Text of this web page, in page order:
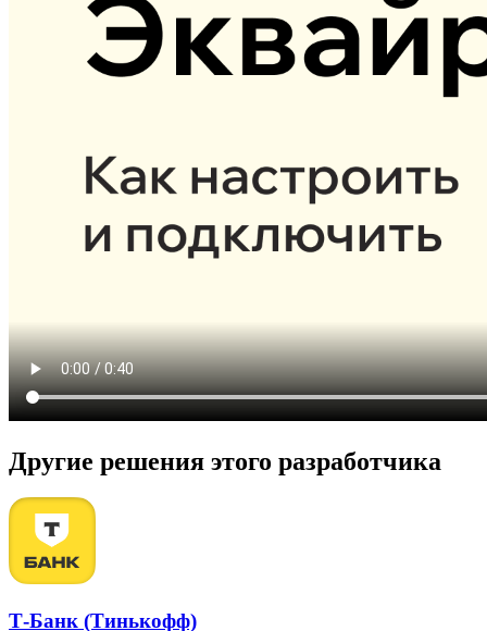
Другие решения этого разработчика
Т-Банк (Тинькофф)